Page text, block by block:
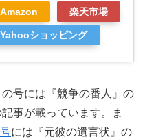
Amazon 楽天市場
Yahooショッピング
号には『競争の番人』の
事が載っています。ま
には『元彼の遺言状』の